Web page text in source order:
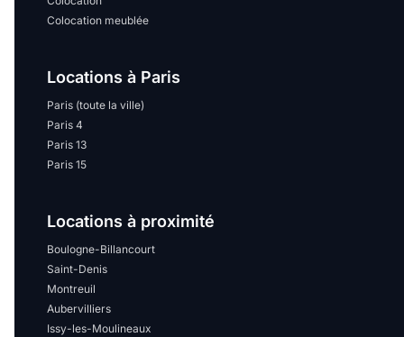
Colocation meublée
Locations à Paris
Paris (toute la ville)
Paris 4
Paris 13
Paris 15
Locations à proximité
Boulogne-Billancourt
Saint-Denis
Montreuil
Aubervilliers
Issy-les-Moulineaux